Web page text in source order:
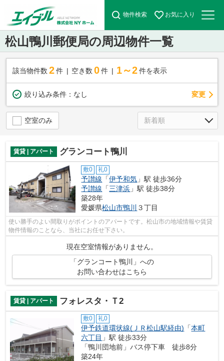
物件検索 お気に入り
松山鴨川郵便局の周辺物件一覧
該当物件数 2件 空き数 0 件 1～2 件を表示
絞り込み条件： なし 変更
空室のみ
賃貸 | アパート グランコート鴨川
敷0 礼0
予讃線 「伊予和気 」駅 徒歩36分
予讃線 「三津浜 」駅 徒歩38分
築28年
愛媛県松山市鴨川 ３丁目
使い勝手のよい間取りがポイントのアパートです。松山市の地域情報や賃貸
物件情報のことなら、当社にお任せ下さい。
現在空室情報がありません。
「グランコート鴨川」への
お問い合わせはこちら
賃貸 | アパート フォレスタ・Ｔ2
敷0 礼0
伊予鉄道環状線(ＪＲ松山駅経由) 「本町
六丁目 」駅 徒歩33分
「鴨川団地前」バス停下車 徒歩8分
築24年